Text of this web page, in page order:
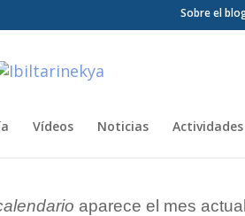
Sobre el
Vídeos Noticias Actividades
aparece el mes